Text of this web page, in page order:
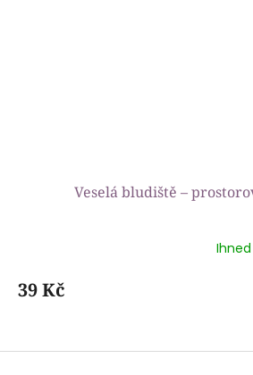
Veselá bludiště –
39 Kč
Z